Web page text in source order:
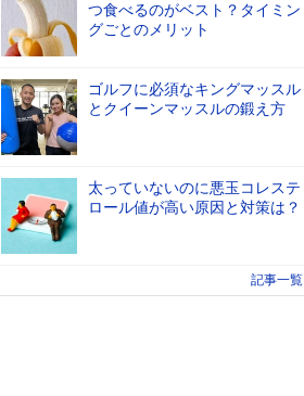
つ食べるのがベスト？タイミン
グごとのメリット
ゴルフに必須なキングマッスル
とクイーンマッスルの鍛え方
太っていないのに悪玉コレステ
ロール値が高い原因と対策は？
記事一覧